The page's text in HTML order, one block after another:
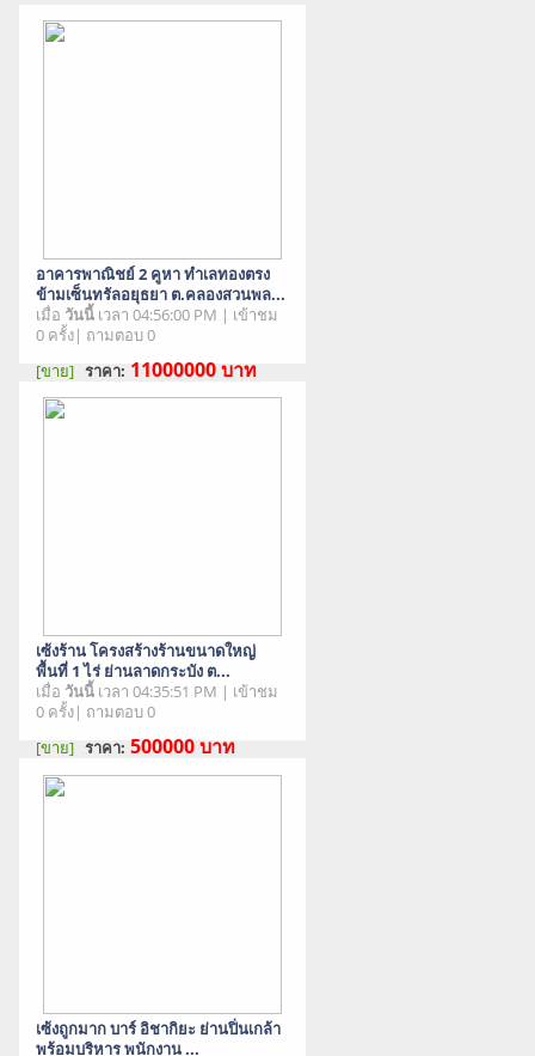
อาคารพาณิชย์ 2 คูหา ทำเลทองตรง
ข้ามเซ็นทรัลอยุธยา ต.คลองสวนพล...
เมื่อ วันนี้เวลา 04:56:00 PM | เข้าชม
0 ครั้ง| ถามตอบ 0
[ขาย] ราคา: 11000000บาท
เซ้งร้าน โครงสร้างร้านขนาดใหญ่
พื้นที่ 1 ไร่ ย่านลาดกระบัง ต...
เมื่อ วันนี้เวลา 04:35:51 PM | เข้าชม
0 ครั้ง| ถามตอบ 0
[ขาย] ราคา: 500000บาท
เซ้งถูกมาก บาร์ อิชากิยะ ย่านปิ่นเกล้า
พร้อมบริหาร พนักงาน ...